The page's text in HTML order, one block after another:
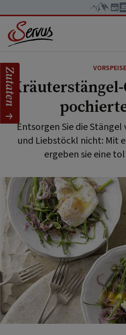
VORSPEISE
Entsorgen Sie die
und Liebstöckl nicht: Mit
ergeben sie eine
Zutaten